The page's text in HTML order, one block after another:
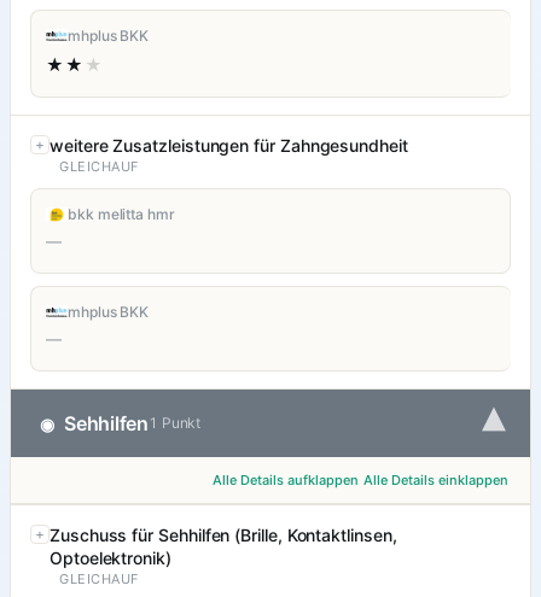
mhplus BKK
★★ ★
weitere Zusatzleistungen für Zahngesundheit
GLEICHAUF
bkk melitta hmr
—
mhplus BKK
—
◉ Sehhilfen 1 Punkt ▾
Alle Details aufklappen Alle Details einklappen
Zuschuss für Sehhilfen (Brille, Kontaktlinsen,
Optoelektronik)
GLEICHAUF